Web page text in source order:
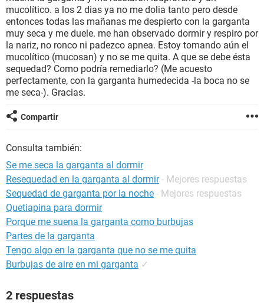
SEXUALIDAD
GLOSARIO
mucolítico. a los 2 dias ya no me dolia tanto pero desde
entonces todas las mañanas me despierto con la garganta
muy seca y me duele. me han observado dormir y respiro por
la nariz, no ronco ni padezco apnea. Estoy tomando aún el
mucolítico (mucosan) y no se me quita. A que se debe ésta
sequedad? Como podría remediarlo? (Me acuesto
perfectamente, con la garganta humedecida -la boca no se
me seca-). Gracias.
Compartir
Consulta también:
Se me seca la garganta al dormir
Resequedad en la garganta al dormir - Mejores respuestas
Sequedad de garganta por la noche - Mejores respuestas
Quetiapina para dormir
Porque me suena la garganta como burbujas
Partes de la garganta
Tengo algo en la garganta que no se me quita
Burbujas de aire en mi garganta ✓
2 respuestas